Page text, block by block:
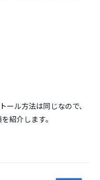
ール方法は同じなので、
紹介します。